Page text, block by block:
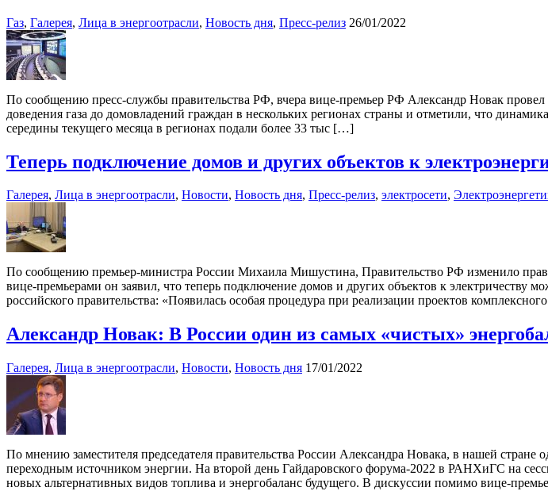
Газ, Галерея, Лица в энергоотрасли, Новость дня, Пресс-релиз 26/01/2022
По сообщению пресс-службы правительства РФ, вчера вице-премьер РФ Александр Новак
доведения газа до домовладений граждан в нескольких регионах страны и отметили, что
середины текущего месяца в регионах подали более 33 тыс […]
Теперь подключение домов и других объектов к
Галерея, Лица в энергоотрасли, Новости, Новость дня, Пресс-релиз, электросети,
По сообщению премьер-министра России Михаила Мишустина, Правительство РФ изменило
вице-премьерами он заявил, что теперь подключение домов и других объектов к электричеству
российского правительства: «Появилась особая процедура при реализации проектов
Александр Новак: В России один из самых «чистых»
Галерея, Лица в энергоотрасли, Новости, Новость дня 17/01/2022
По мнению заместителя председателя правительства России Александра Новака, в нашей
переходным источником энергии. На второй день Гайдаровского форума-2022 в РАНХиГС на
новых альтернативных видов топлива и энергобаланс будущего. В дискуссии помимо вице-